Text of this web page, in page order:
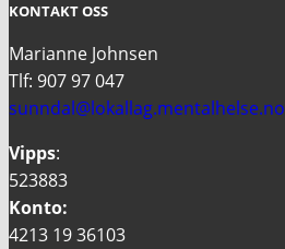
KONTAKT OSS
Marianne Johnsen
Tlf: 907 97 047
sunndal@lokallag.mentalhelse.no
Vipps:
523883
Konto:
4213 19 36103